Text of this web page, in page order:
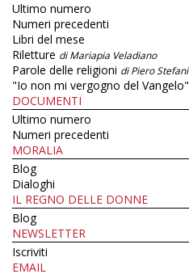
Ultimo numero
Numeri precedenti
Libri del mese
Riletture di Mariapia Veladiano
Parole delle religioni di Piero Stefani
"Io non mi vergogno del Vangelo"
DOCUMENTI
Ultimo numero
Numeri precedenti
MORALIA
Blog
Dialoghi
IL REGNO DELLE DONNE
Blog
NEWSLETTER
Iscriviti
EMAIL